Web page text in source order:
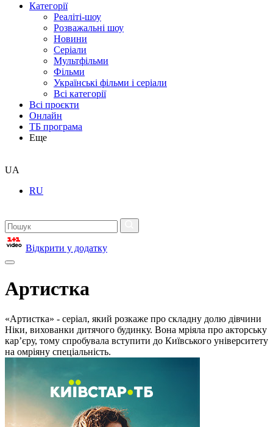
Категорії
Реаліті-шоу
Розважальні шоу
Новини
Серіали
Мультфільми
Фільми
Українські фільми і серіали
Всі категорії
Всі проєкти
Онлайн
ТБ програма
Еще
UA
RU
Відкрити у додатку
Артистка
«Артистка» - серіал, який розкаже про складну долю дівчини
Ніки, вихованки дитячого будинку. Вона мріяла про акторську
кар’єру, тому спробувала вступити до Київського університету
на омріяну спеціальність.